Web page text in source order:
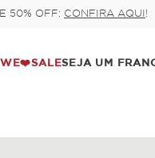
WE❤️SALESEJA UM